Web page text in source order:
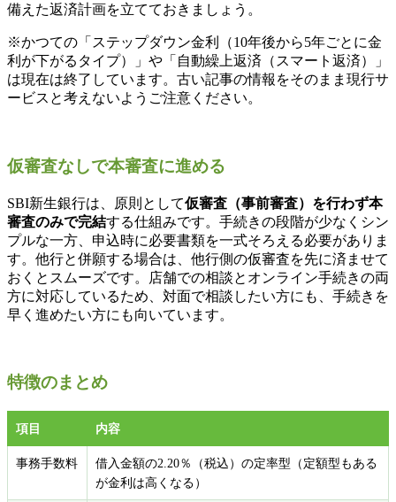
備えた返済計画を立てておきましょう。
※かつての「ステップダウン金利（10年後から5年ごとに金
利が下がるタイプ）」や「自動繰上返済（スマート返済）」
は現在は終了しています。古い記事の情報をそのまま現行サ
ービスと考えないようご注意ください。
仮審査なしで本審査に進める
SBI新生銀行は、原則として仮審査（事前審査）を行わず本
審査のみで完結する仕組みです。手続きの段階が少なくシン
プルな一方、申込時に必要書類を一式そろえる必要がありま
す。他行と併願する場合は、他行側の仮審査を先に済ませて
おくとスムーズです。店舗での相談とオンライン手続きの両
方に対応しているため、対面で相談したい方にも、手続きを
早く進めたい方にも向いています。
特徴のまとめ
項目 内容
事務手数料
借入金額の2.20％（税込）の定率型（定額型もある
が金利は高くなる）